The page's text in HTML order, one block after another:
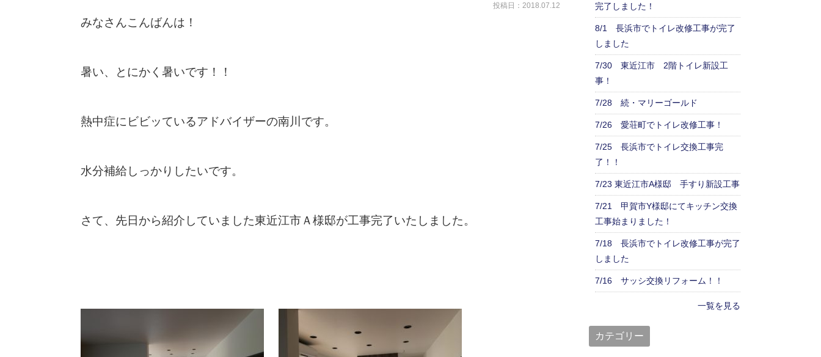
投稿日：2018.07.12
みなさんこんばんは！
暑い、とにかく暑いです！！
熱中症にビビッているアドバイザーの南川です。
水分補給しっかりしたいです。
さて、先日から紹介していました東近江市Ａ様邸が工事完了いたしました。
完了しました！
8/1 長浜市でトイレ改修工事が完了
しました
7/30 東近江市 2階トイレ新設工
事！
7/28 続・マリーゴールド
7/26 愛荘町でトイレ改修工事！
7/25 長浜市でトイレ交換工事完
了！！
7/23 東近江市A様邸 手すり新設工事
7/21 甲賀市Y様邸にてキッチン交換
工事始まりました！
7/18 長浜市でトイレ改修工事が完了
しました
7/16 サッシ交換リフォーム！！
一覧を見る
カテゴリー